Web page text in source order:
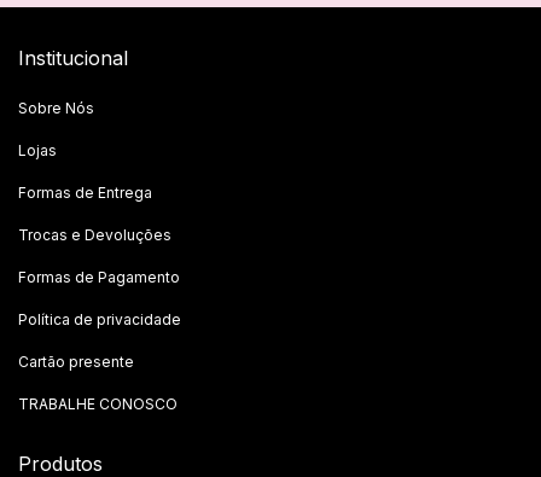
Institucional
Sobre Nós
Lojas
Formas de Entrega
Trocas e Devoluções
Formas de Pagamento
Política de privacidade
Cartão presente
TRABALHE CONOSCO
Produtos